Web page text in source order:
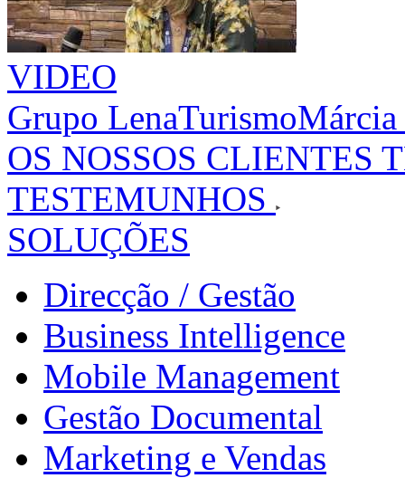
VIDEO
Grupo LenaTurismoMárcia
OS NOSSOS CLIENTES
TESTEMUNHOS
SOLUÇÕES
Direcção / Gestão
Business Intelligence
Mobile Management
Gestão Documental
Marketing e Vendas